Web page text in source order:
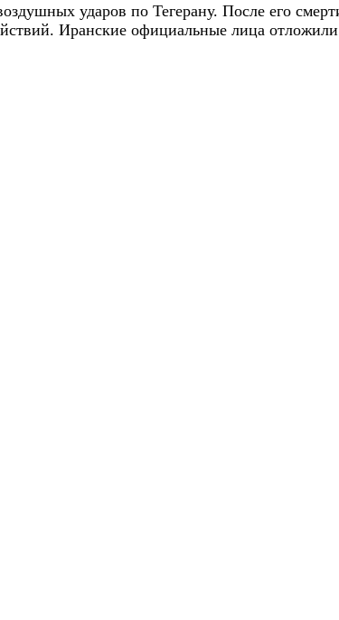
ударов по Тегерану. После его
Иранские официальные лица